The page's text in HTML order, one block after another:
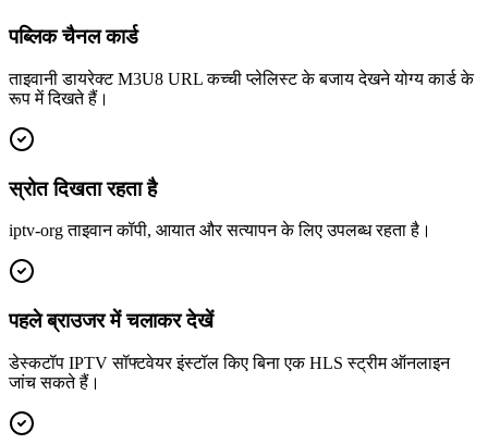
पब्लिक चैनल कार्ड
ताइवानी डायरेक्ट M3U8 URL कच्ची प्लेलिस्ट के बजाय देखने योग्य कार्ड के
रूप में दिखते हैं।
स्रोत दिखता रहता है
iptv-org ताइवान कॉपी, आयात और सत्यापन के लिए उपलब्ध रहता है।
पहले ब्राउजर में चलाकर देखें
डेस्कटॉप IPTV सॉफ्टवेयर इंस्टॉल किए बिना एक HLS स्ट्रीम ऑनलाइन
जांच सकते हैं।